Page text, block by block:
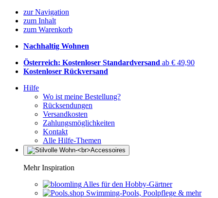
zur Navigation
zum Inhalt
zum Warenkorb
Nachhaltig Wohnen
Österreich: Kostenloser Standardversand ab € 49,90
Kostenloser Rückversand
Hilfe
Wo ist meine Bestellung?
Rücksendungen
Versandkosten
Zahlungsmöglichkeiten
Kontakt
Alle Hilfe-Themen
Mehr Inspiration
Alles für den Hobby-Gärtner
Swimming-Pools, Poolpflege & mehr